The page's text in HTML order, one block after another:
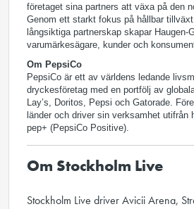
företaget sina partners att växa på den
Genom ett starkt fokus på hållbar
långsiktiga partnerskap skapar Haugen-
varumärkesägare, kunder och
Om PepsiCo
PepsiCo är ett av världens ledande
dryckesföretag med en portfölj av
Lay’s, Doritos, Pepsi och Gatorade.
länder och driver sin verksamhet utifrån
pep+ (PepsiCo Positive).
Om Stockholm Live
Stockholm Live driver Avicii Arena,